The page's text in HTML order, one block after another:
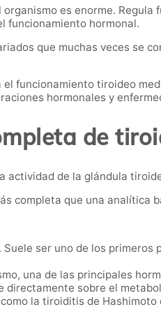
es enorme. Regula
funcionamiento hormonal.
que muchas veces se
funcionamiento tiroideo
hormonales y
de
actividad de la glándula
completa que una analítica
ser uno de los primeros
una de las principales
directamente sobre el
la tiroiditis de Hashimoto